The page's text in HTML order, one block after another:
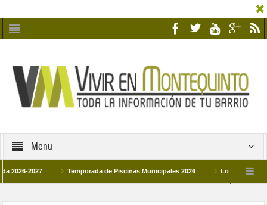
Menu
Temporada de Piscinas Municipales 2026 Los Campus de